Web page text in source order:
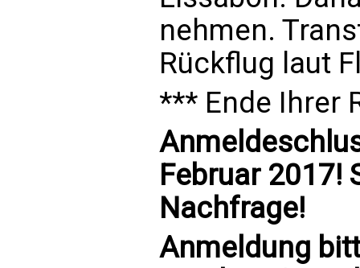
nehmen.
Rückflug laut
*** Ende Ihrer
Februar 2017!
Nachfrage!
Anmeldung